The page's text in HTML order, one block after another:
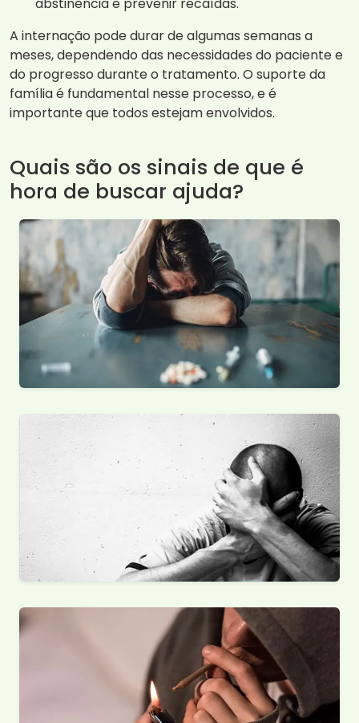
abstinência e prevenir recaídas.
A internação pode durar de algumas semanas a
meses, dependendo das necessidades do paciente e
do progresso durante o tratamento. O suporte da
família é fundamental nesse processo, e é
importante que todos estejam envolvidos.
Quais são os sinais de que é
hora de buscar ajuda?